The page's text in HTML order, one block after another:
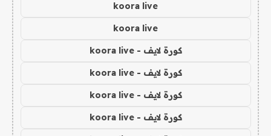
koora live
koora live
كورة لايف - koora live
كورة لايف - koora live
كورة لايف - koora live
كورة لايف - koora live